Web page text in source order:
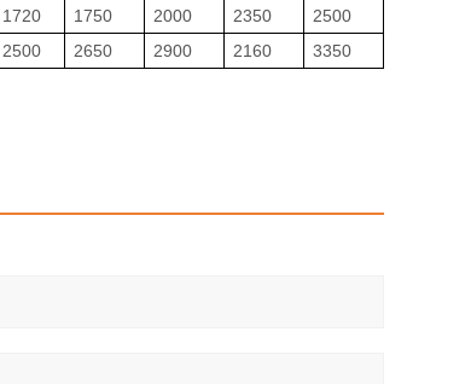
1720 1750 2000 2350
2500
2500 2650 2900 2160 3350